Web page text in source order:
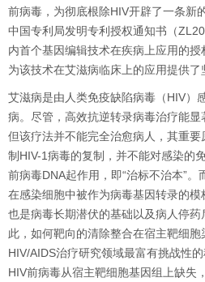
前病毒，为彻底根除HIV开辟了一条新
中国专利局发明专利授权通知书（
内首个基因编辑技术在疾病上应用的
为该技术在艾滋病临床上的应用提供了
艾滋病是由人类免疫缺陷病毒（HIV）
病。尽管，高效抗逆转录病毒治疗能显
但该疗法并不能完全治愈病人，其重
制 HIV-1病毒的复制，并不能对感染的
前病毒DNA起作用，即“治标不治本”。
在感染细胞中被作为病毒基因转录的
也是病毒长期潜伏的基础以及病人停
此，如何靶向的清除整合在宿主靶细胞
HIV/AIDS治疗研究领域最富有挑战性
HIV前病毒从宿主靶细胞基因组上缺失